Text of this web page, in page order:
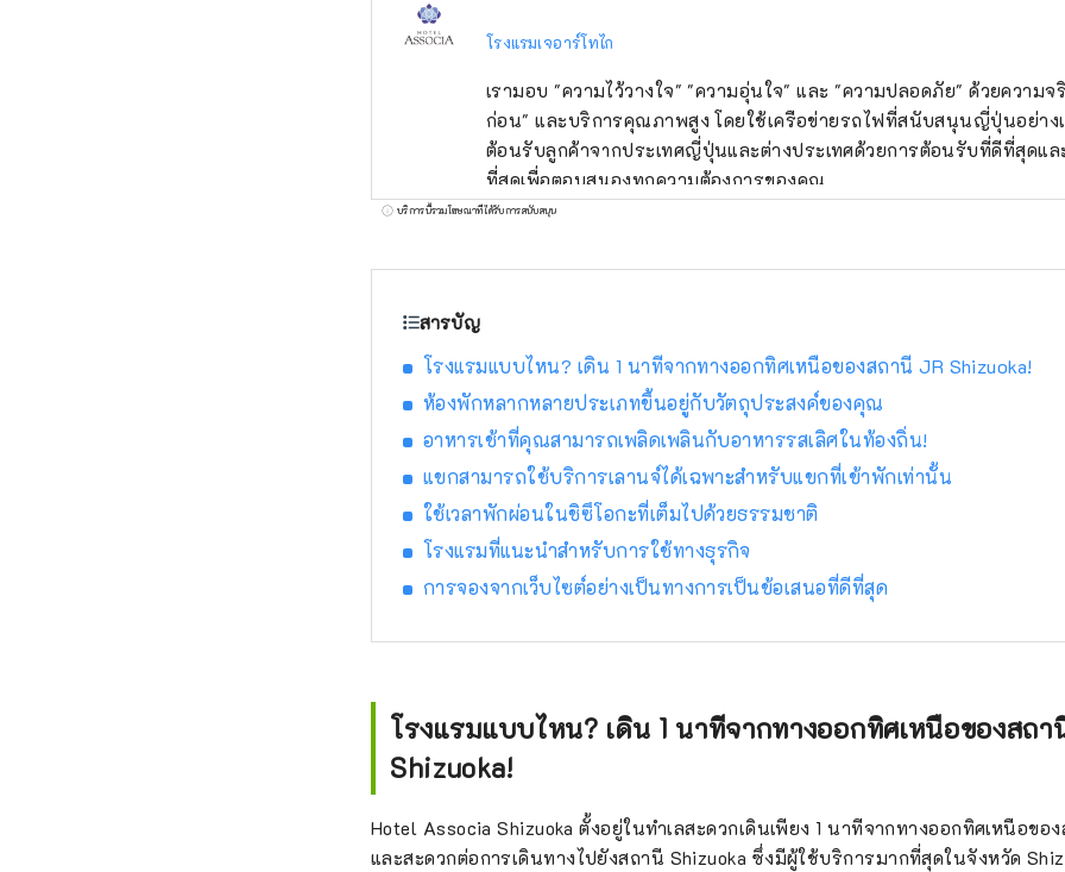
โรงแรมเจอาร์โทไก
เรามอบ "ความไว้วางใจ" "ความอุ่นใจ" และ "ความปลอดภัย" ด้วยความจ
ก่อน" และบริการคุณภาพสูง โดยใช้เครือข่ายรถไฟที่สนับสนุนญี่ปุ่นอย่าง
ต้อนรับลูกค้าจากประเทศญี่ปุ่นและต่างประเทศด้วยการต้อนรับที่ดีที่สุดแ
ที่สุดเพื่อตอบสนองทุกความต้องการของคุณ
บริการนี้รวมโฆษณาที่ได้รับการสนับสนุน
สารบัญ
โรงแรมแบบไหน? เดิน 1 นาทีจากทางออกทิศเหนือของสถานี JR Shizuoka!
ห้องพักหลากหลายประเภทขึ้นอยู่กับวัตถุประสงค์ของคุณ
อาหารเช้าที่คุณสามารถเพลิดเพลินกับอาหารรสเลิศในท้องถิ่น!
แขกสามารถใช้บริการเลานจ์ได้เฉพาะสำหรับแขกที่เข้าพักเท่านั้น
ใช้เวลาพักผ่อนในชิซึโอกะที่เต็มไปด้วยธรรมชาติ
โรงแรมที่แนะนำสำหรับการใช้ทางธุรกิจ
การจองจากเว็บไซต์อย่างเป็นทางการเป็นข้อเสนอที่ดีที่สุด
โรงแรมแบบไหน? เดิน 1 นาทีจากทางออกทิศเหนือของสถา
Shizuoka!
Hotel Associa Shizuoka ตั้งอยู่ในทำเลสะดวกเดินเพียง 1 นาทีจากทางออกทิศเหนือขอ
และสะดวกต่อการเดินทางไปยังสถานี Shizuoka ซึ่งมีผู้ใช้บริการมากที่สุดในจังหวัด